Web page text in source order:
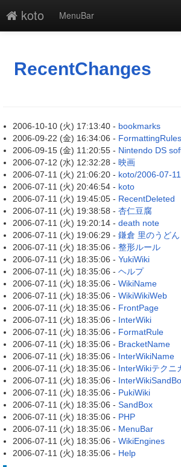
koto
MenuBar
最終更新
RecentChanges
2006-10-10 (火) 17:13:40 - bookmarks
2006-09-22 (金) 16:34:06 - FormattingRules
2006-09-15 (金) 11:20:55 - Nintendo DS
2006-07-12 (水) 12:32:28 - 映画
2006-07-11 (火) 21:06:20 - koto/2006-07-11
2006-07-11 (火) 20:46:54 - koto
2006-07-11 (火) 19:45:05 - RecentDeleted
2006-07-11 (火) 19:38:58 - 杏仁豆腐
2006-07-11 (火) 19:20:14 - death note
2006-07-11 (火) 19:06:29 - 鎌倉 里のうどん
2006-07-11 (火) 18:35:06 - 整形ルール
2006-07-11 (火) 18:35:06 - YukiWiki
2006-07-11 (火) 18:35:06 - ヘルプ
2006-07-11 (火) 18:35:06 - WikiName
2006-07-11 (火) 18:35:06 - WikiWikiWeb
2006-07-11 (火) 18:35:06 - FrontPage
2006-07-11 (火) 18:35:06 - InterWiki
2006-07-11 (火) 18:35:06 - FormatRule
2006-07-11 (火) 18:35:06 - BracketName
2006-07-11 (火) 18:35:06 - InterWikiName
2006-07-11 (火) 18:35:06 - InterWikiテクニ
2006-07-11 (火) 18:35:06 -
2006-07-11 (火) 18:35:06 - PukiWiki
2006-07-11 (火) 18:35:06 - SandBox
2006-07-11 (火) 18:35:06 - PHP
2006-07-11 (火) 18:35:06 - MenuBar
2006-07-11 (火) 18:35:06 - WikiEngines
2006-07-11 (火) 18:35:06 - Help